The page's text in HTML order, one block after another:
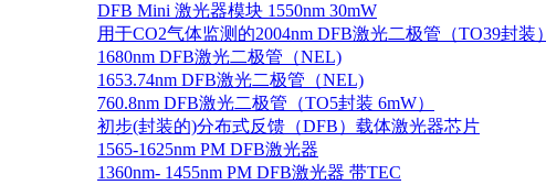
DFB Mini 激光器模块 1550nm 30mW
用于CO2气体监测的2004nm DFB激光二极管（TO39封装）
1680nm DFB激光二极管（NEL)
1653.74nm DFB激光二极管（NEL)
760.8nm DFB激光二极管（TO5封装 6mW）
初步(封装的)分布式反馈（DFB）载体激光器芯片
1565-1625nm PM DFB激光器
1360nm- 1455nm PM DFB激光器 带TEC